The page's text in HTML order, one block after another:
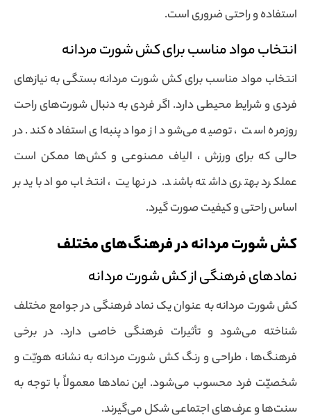
استفاده و راحتی ضروری است.
انتخاب مواد مناسب برای کش شورت مردانه
انتخاب مواد مناسب برای کش شورت مردانه بستگی به نیازهای
فردی و شرایط محیطی دارد. اگر فردی به دنبال شورت‌های راحت
روزمره است ، توصیه می‌شود از مواد پنبه‌ای استفاده کند. در
حالی که برای ورزش ، الیاف مصنوعی و کش‌ها ممکن است
عملکرد بهتری داشته باشند. در نهایت ، انتخاب مواد باید بر
اساس راحتی و کیفیت صورت گیرد.
کش شورت مردانه در فرهنگ‌های مختلف
نمادهای فرهنگی از کش شورت مردانه
کش شورت مردانه به عنوان یک نماد فرهنگی در جوامع مختلف
شناخته می‌شود و تأثیرات فرهنگی خاصی دارد. در برخی
فرهنگ‌ها ، طراحی و رنگ کش شورت مردانه به نشانه هویّت و
شخصیّت فرد محسوب می‌شود. این نمادها معمولاً با توجه به
سنت‌ها و عرف‌های اجتماعی شکل می‌گیرند.